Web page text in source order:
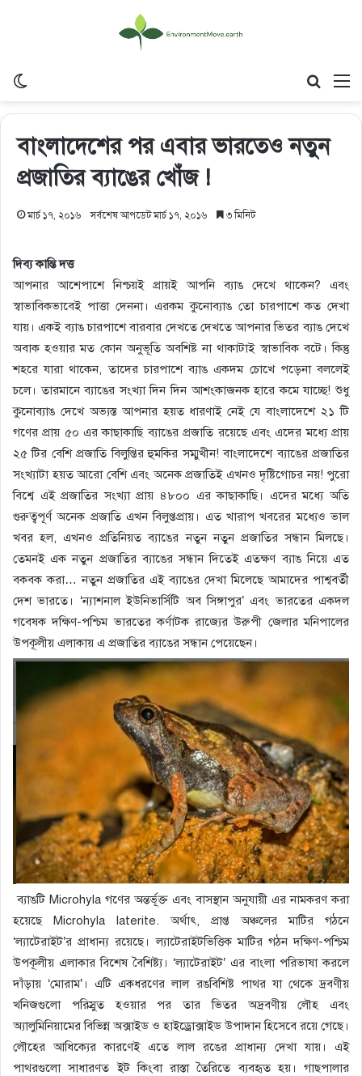
বাংলাদেশের পর এবার ভারতেও নতুন
প্রজাতির ব্যাঙের খোঁজ !
মার্চ ১৭, ২০১৬ সর্বশেষ আপডেট মার্চ ১৭, ২০১৬ ৩ মিনিট
দিব্য কান্তি দত্ত
আপনার আশেপাশে নিশ্চয়ই প্রায়ই আপনি ব্যাঙ দেখে থাকেন? এবং
স্বাভাবিকভাবেই পাত্তা দেননা। এরকম কুনোব্যাঙ তো চারপাশে কত দেখা
যায়। একই ব্যাঙ চারপাশে বারবার দেখতে দেখতে আপনার ভিতর ব্যাঙ দেখে
অবাক হওয়ার মত কোন অনুভূতি অবশিষ্ট না থাকাটাই স্বাভাবিক বটে। কিন্তু
শহরে যারা থাকেন, তাদের চারপাশে ব্যাঙ একদম চোখে পড়েনা বললেই
চলে। তারমানে ব্যাঙের সংখ্যা দিন দিন আশংকাজনক হারে কমে যাচ্ছে! শুধু
কুনোব্যাঙ দেখে অভ্যস্ত আপনার হয়ত ধারণাই নেই যে বাংলাদেশে ২১ টি
গণের প্রায় ৫০ এর কাছাকাছি ব্যাঙের প্রজাতি রয়েছে এবং এদের মধ্যে প্রায়
২৫ টির বেশি প্রজাতি বিলুপ্তির হুমকির সম্মুখীন! বাংলাদেশে ব্যাঙের প্রজাতির
সংখ্যাটা হয়ত আরো বেশি এবং অনেক প্রজাতিই এখনও দৃষ্টিগোচর নয়! পুরো
বিশ্বে এই প্রজাতির সংখ্যা প্রায় ৪৮০০ এর কাছাকাছি। এদের মধ্যে অতি
গুরুত্বপূর্ণ অনেক প্রজাতি এখন বিলুপ্তপ্রায়। এত খারাপ খবরের মধ্যেও ভাল
খবর হল, এখনও প্রতিনিয়ত ব্যাঙের নতুন নতুন প্রজাতির সন্ধান মিলছে।
তেমনই এক নতুন প্রজাতির ব্যাঙের সন্ধান দিতেই এতক্ষণ ব্যাঙ নিয়ে এত
বকবক করা… নতুন প্রজাতির এই ব্যাঙের দেখা মিলেছে আমাদের পাশ্ববর্তী
দেশ ভারতে। ‘ন্যাশনাল ইউনিভার্সিটি অব সিঙ্গাপুর’ এবং ভারতের একদল
গবেষক দক্ষিণ-পশ্চিম ভারতের কর্ণাটক রাজ্যের উরুপী জেলার মনিপালের
উপকূলীয় এলাকায় এ প্রজাতির ব্যাঙের সন্ধান পেয়েছেন।
ব্যাঙটি Microhyla গণের অন্তর্ভূক্ত এবং বাসস্থান অনুযায়ী এর নামকরণ করা
হয়েছে Microhyla laterite. অর্থাৎ, প্রাপ্ত অঞ্চলের মাটির গঠনে
‘ল্যাটেরাইট’র প্রাধান্য রয়েছে। ল্যাটেরাইটভিত্তিক মাটির গঠন দক্ষিণ-পশ্চিম
উপকূলীয় এলাকার বিশেষ বৈশিষ্ট্য। ‘ল্যাটেরাইট’ এর বাংলা পরিভাষা করলে
দাঁড়ায় ‘মোরাম’। এটি একধরণের লাল রঙবিশিষ্ট পাথর যা থেকে দ্রবণীয়
খনিজগুলো পরিস্রুত হওয়ার পর তার ভিতর অদ্রবণীয় লৌহ এবং
অ্যালুমিনিয়ামের বিভিন্ন অক্সাইড ও হাইড্রোক্সাইড উপাদান হিসেবে রয়ে গেছে।
লৌহের আধিক্যের কারণেই এতে লাল রঙের প্রাধান্য দেখা যায়। এই
পাথরগুলো সাধারণত ইট কিংবা রাস্তা তৈরিতে ব্যবহৃত হয়। গাছপালার